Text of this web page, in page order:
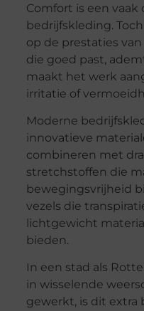
Comfort is een vaak
bedrijfskleding.
op de prestaties
die goed past,
maakt het werk
irritatie of
Moderne
innovatieve
combineren met
stretchstoffen die
bewegingsvrijheid
vezels die
lichtgewicht
bieden.
In een stad als
in wisselende
gewerkt, is dit extra